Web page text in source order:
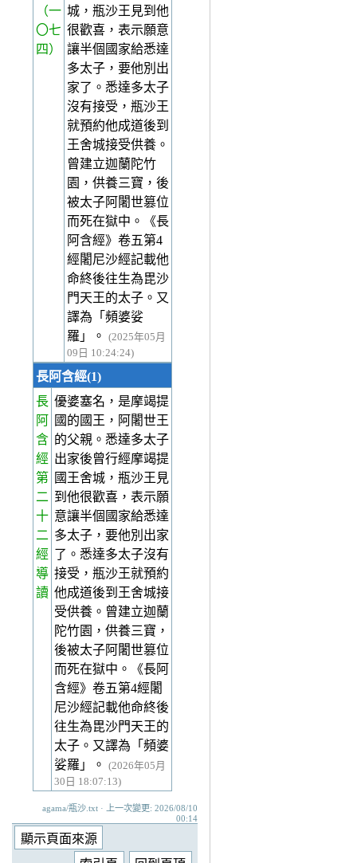
（一
〇七
四）
城，瓶沙王見到他
很歡喜，表示願意
讓半個國家給悉達
多太子，要他別出
家了。悉達多太子
沒有接受，瓶沙王
就預約他成道後到
王舍城接受供養。
曾建立迦蘭陀竹
園，供養三寶，後
被太子阿闍世篡位
而死在獄中。《長
阿含經》卷五第4
經闍尼沙經記載他
命終後往生為毘沙
門天王的太子。又
譯為「頻婆娑
羅」。
(2025年05月
09日 10:24:24)
長阿含經(1)
長
阿
含
經
第
二
十
二
經
導
讀
優婆塞名，是摩竭提
國的國王，阿闍世王
的父親。悉達多太子
出家後曾行經摩竭提
國王舍城，瓶沙王見
到他很歡喜，表示願
意讓半個國家給悉達
多太子，要他別出家
了。悉達多太子沒有
接受，瓶沙王就預約
他成道後到王舍城接
受供養。曾建立迦蘭
陀竹園，供養三寶，
後被太子阿闍世篡位
而死在獄中。《長阿
含經》卷五第4經闍
尼沙經記載他命終後
往生為毘沙門天王的
太子。又譯為「頻婆
娑羅」。
(2026年05月
30日 18:07:13)
agama/瓶沙.txt · 上一次變更: 2026/08/10
00:14